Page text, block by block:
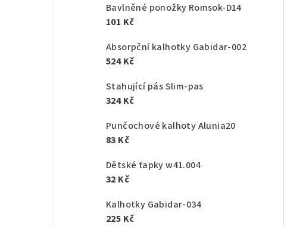
Bavlněné ponožky Romsok-D14
101 Kč
Absorpční kalhotky Gabidar-002
524 Kč
Stahující pás Slim-pas
324 Kč
Punčochové kalhoty Alunia20
83 Kč
Dětské ťapky w41.004
32 Kč
Kalhotky Gabidar-034
225 Kč